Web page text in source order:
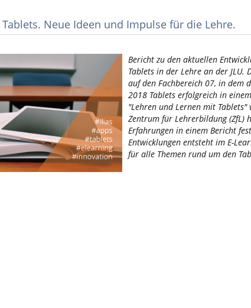
Neue Ideen und Impulse für die Lehre.
Bericht zu den aktuellen
Tablets in der Lehre an der JLU.
auf den Fachbereich 07, in dem
2018 Tablets erfolgreich in
"Lehren und Lernen mit Tablets"
Zentrum für Lehrerbildung (ZfL)
Erfahrungen in einem Bericht
Entwicklungen entsteht im E-
für alle Themen rund um den